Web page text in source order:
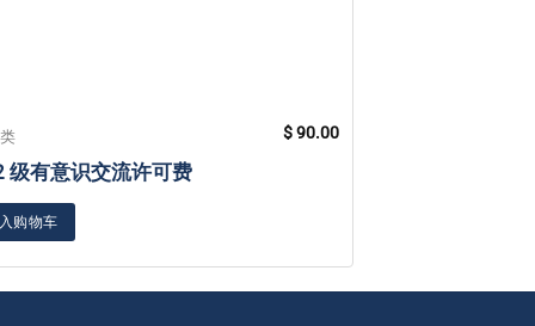
级有意识交流许可费
$90.00
购物车